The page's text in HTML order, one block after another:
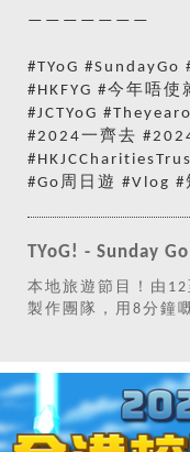
———————
#TYoG
#HKFYG #今年唔使
#JCTYoG
#2024一齊去
#Go周日遊 #Vlog
TYoG! - Sunday
本地旅遊節目！由
製作團隊，用8分鐘